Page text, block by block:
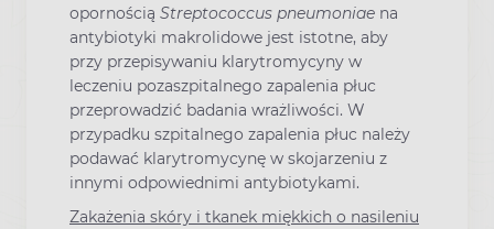
opornością Streptococcus pneumoniae na
antybiotyki makrolidowe jest istotne, aby
przy przepisywaniu klarytromycyny w
leczeniu pozaszpitalnego zapalenia płuc
przeprowadzić badania wrażliwości. W
przypadku szpitalnego zapalenia płuc należy
podawać klarytromycynę w skojarzeniu z
innymi odpowiednimi antybiotykami.
Zakażenia skóry i tkanek miękkich o nasileniu